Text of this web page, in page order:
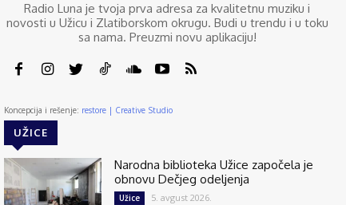
Radio Luna je tvoja prva adresa za kvalitetnu muziku i
novosti u Užicu i Zlatiborskom okrugu. Budi u trendu i u toku
sa nama. Preuzmi novu aplikaciju!
Koncepcija i rešenje: restore | Creative Studio
UŽICE
Narodna biblioteka Užice započela je
obnovu Dečjeg odeljenja
Užice 5. avgust 2026.